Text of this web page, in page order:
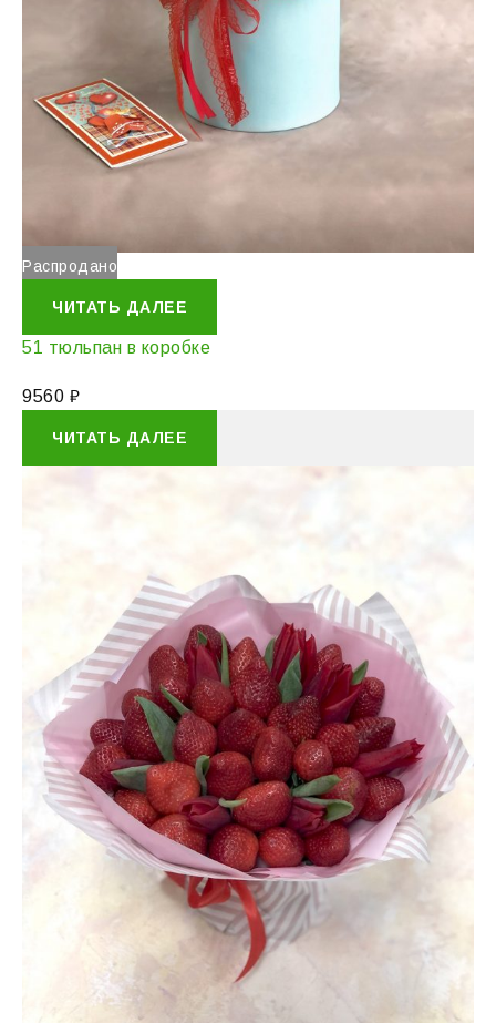
Распродано
ЧИТАТЬ ДАЛЕЕ
51 тюльпан в коробке
9560 ₽
ЧИТАТЬ ДАЛЕЕ